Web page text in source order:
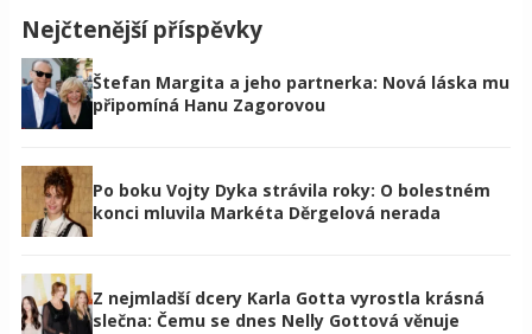
Nejčtenější příspěvky
Štefan Margita a jeho partnerka: Nová láska mu
připomíná Hanu Zagorovou
Po boku Vojty Dyka strávila roky: O bolestném
konci mluvila Markéta Děrgelová nerada
Z nejmladší dcery Karla Gotta vyrostla krásná
slečna: Čemu se dnes Nelly Gottová věnuje